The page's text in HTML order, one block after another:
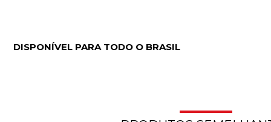
DISPONÍVEL PARA TODO O BRASIL